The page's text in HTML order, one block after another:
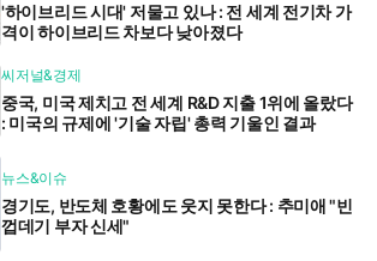
'하이브리드 시대' 저물고 있나 : 전 세계 전기차 가
격이 하이브리드 차보다 낮아졌다
씨저널&경제
중국, 미국 제치고 전 세계 R&D 지출 1위에 올랐다
: 미국의 규제에 '기술 자립' 총력 기울인 결과
뉴스&이슈
경기도, 반도체 호황에도 웃지 못한다 : 추미애 "빈
껍데기 부자 신세"